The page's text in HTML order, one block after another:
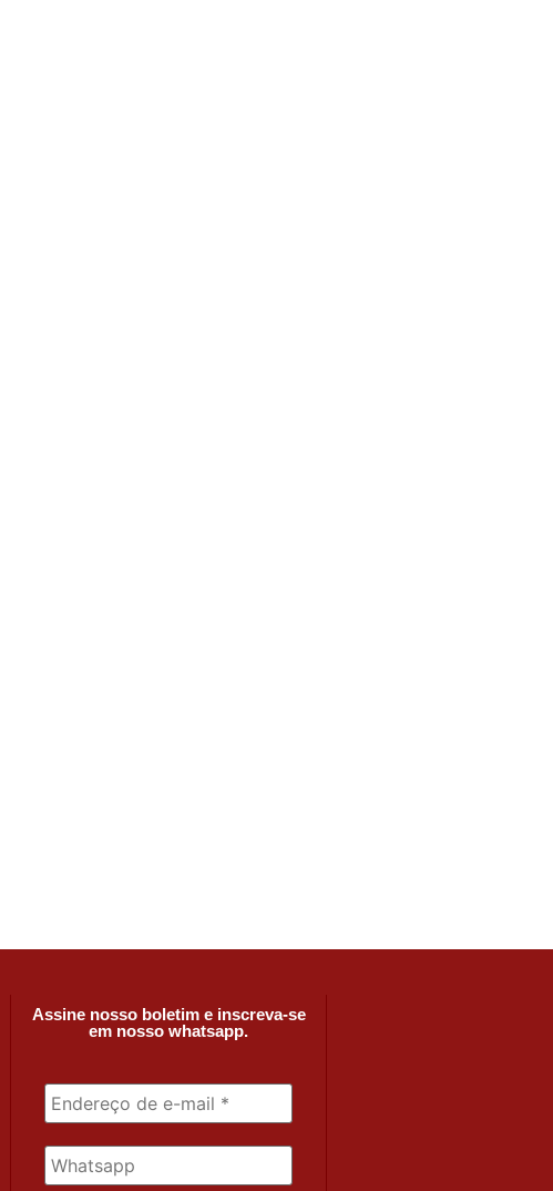
Assine nosso boletim e inscreva-se
em nosso whatsapp.